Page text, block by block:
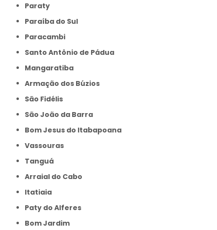
Paraty
Paraíba do Sul
Paracambi
Santo Antônio de Pádua
Mangaratiba
Armação dos Búzios
São Fidélis
São João da Barra
Bom Jesus do Itabapoana
Vassouras
Tanguá
Arraial do Cabo
Itatiaia
Paty do Alferes
Bom Jardim